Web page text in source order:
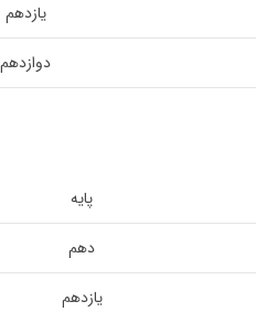
یازدهم
دوازدهم
پایه
دهم
یازدهم